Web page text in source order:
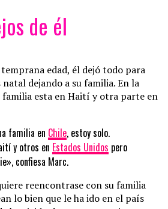
de él
edad, él dejó todo para
dejando a su familia. En la
familia esta en Haití y otra parte en
familia en Chile, estoy solo.
y otros en Estados Unidos pero
confiesa Marc.
reencontrase con su familia
lo bien que le ha ido en el país